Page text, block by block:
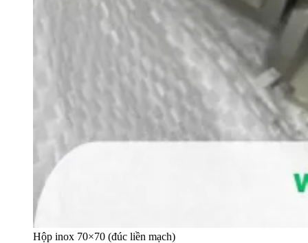
Hộp inox 70×70 (đúc liền mạch)